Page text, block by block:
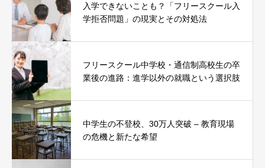
入学できないことも？「フリースクール入
学拒否問題」の現実とその対処法
フリースクール中学校・通信制高校生の卒
業後の進路：進学以外の就職という選択肢
中学生の不登校、30万人突破 – 教育現場
の危機と新たな希望